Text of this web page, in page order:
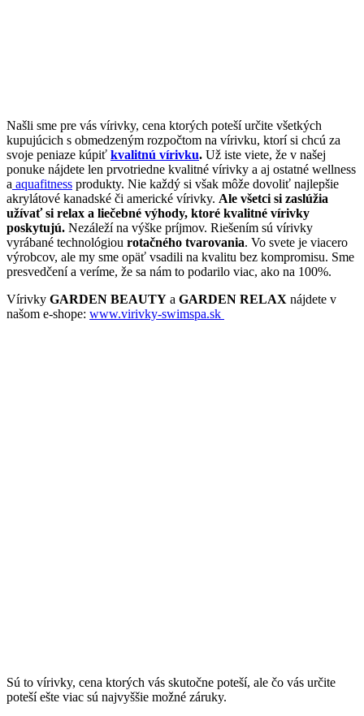
Našli sme pre vás vírivky, cena ktorých poteší určite všetkých
kupujúcich s obmedzeným rozpočtom na vírivku, ktorí si chcú za
svoje peniaze kúpiť kvalitnú vírivku. Už iste viete, že v našej
ponuke nájdete len prvotriedne kvalitné vírivky a aj ostatné wellness
a aquafitness produkty. Nie každý si však môže dovoliť najlepšie
akrylátové kanadské či americké vírivky. Ale všetci si zaslúžia
užívať si relax a liečebné výhody, ktoré kvalitné vírivky
poskytujú. Nezáleží na výške príjmov. Riešením sú vírivky
vyrábané technológiou rotačného tvarovania. Vo svete je viacero
výrobcov, ale my sme opäť vsadili na kvalitu bez kompromisu. Sme
presvedčení a veríme, že sa nám to podarilo viac, ako na 100%.
Vírivky GARDEN BEAUTY a GARDEN RELAX nájdete v
našom e-shope: www.virivky-swimspa.sk
Sú to vírivky, cena ktorých vás skutočne poteší, ale čo vás určite
poteší ešte viac sú najvyššie možné záruky.